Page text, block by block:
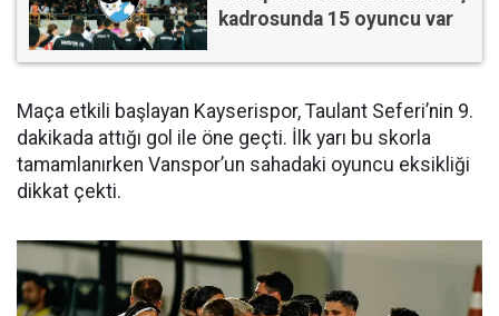
kadrosunda 15 oyuncu var
Maça etkili başlayan Kayserispor, Taulant Seferi’nin 9.
dakikada attığı gol ile öne geçti. İlk yarı bu skorla
tamamlanırken Vanspor’un sahadaki oyuncu eksikliği
dikkat çekti.